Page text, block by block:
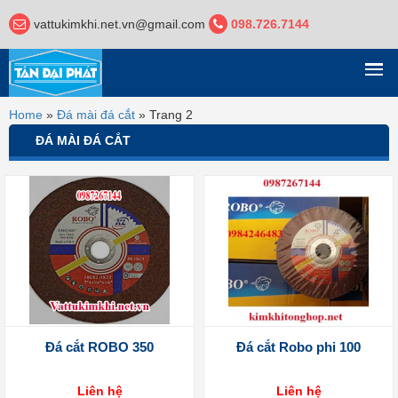
vattukimkhi.net.vn@gmail.com 098.726.7144
DANH MỤC
Home » Đá mài đá cắt » Trang 2
ĐÁ MÀI ĐÁ CẮT
Đá cắt ROBO 350
Liên hệ
Đá cắt Robo phi 100
Liên hệ